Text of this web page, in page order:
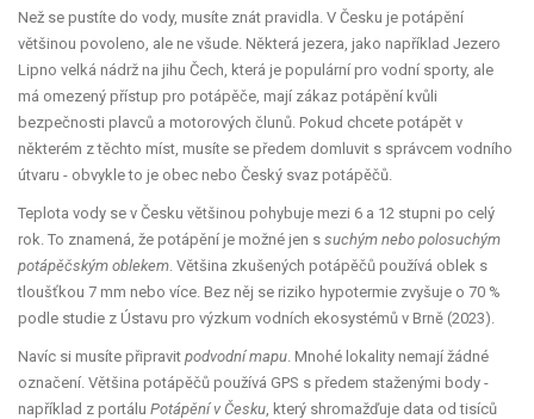
Než se pustíte do vody, musíte znát pravidla. V Česku je potápění
většinou povoleno, ale ne všude. Některá jezera, jako například Jezero
Lipno velká nádrž na jihu Čech, která je populární pro vodní sporty, ale
má omezený přístup pro potápěče , mají zákaz potápění kvůli
bezpečnosti plavců a motorových člunů. Pokud chcete potápět v
některém z těchto míst, musíte se předem domluvit s správcem vodního
útvaru - obvykle to je obec nebo Český svaz potápěčů.
Teplota vody se v Česku většinou pohybuje mezi 6 a 12 stupni po celý
rok. To znamená, že potápění je možné jen s suchým nebo polosuchým
potápěčským oblekem . Většina zkušených potápěčů používá oblek s
tloušťkou 7 mm nebo více. Bez něj se riziko hypotermie zvyšuje o 70 %
podle studie z Ústavu pro výzkum vodních ekosystémů v Brně (2023).
Navíc si musíte připravit podvodní mapu . Mnohé lokality nemají žádné
označení. Většina potápěčů používá GPS s předem staženými body -
například z portálu Potápění v Česku , který shromažďuje data od tisíců